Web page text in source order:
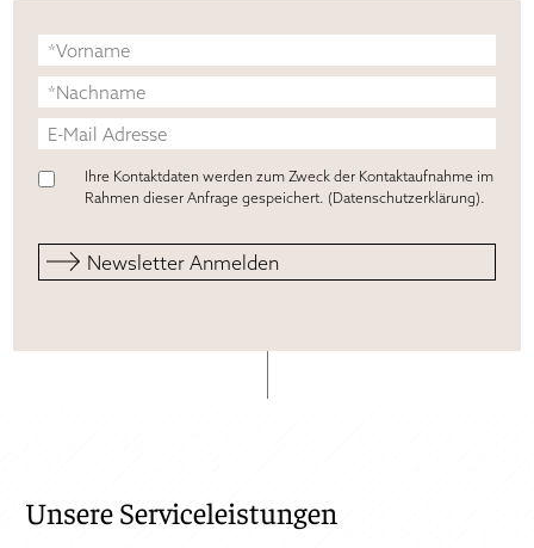
Ihre Kontaktdaten werden zum Zweck der Kontaktaufnahme im
Rahmen dieser Anfrage gespeichert. (Datenschutzerklärung).
Unsere Serviceleistungen